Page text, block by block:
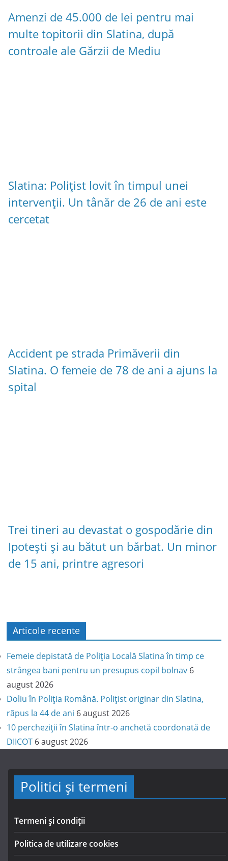
Amenzi de 45.000 de lei pentru mai
multe topitorii din Slatina, după
controale ale Gărzii de Mediu
Slatina: Polițist lovit în timpul unei
intervenții. Un tânăr de 26 de ani este
cercetat
Accident pe strada Primăverii din
Slatina. O femeie de 78 de ani a ajuns la
spital
Trei tineri au devastat o gospodărie din
Ipotești și au bătut un bărbat. Un minor
de 15 ani, printre agresori
Articole recente
Femeie depistată de Poliția Locală Slatina în timp ce
strângea bani pentru un presupus copil bolnav 6
august 2026
Doliu în Poliția Română. Polițist originar din Slatina,
răpus la 44 de ani 6 august 2026
10 percheziții în Slatina într-o anchetă coordonată de
DIICOT 6 august 2026
Politici și termeni
Termeni și condiții
Politica de utilizare cookies